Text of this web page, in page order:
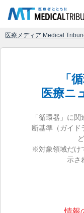
医療メディア Medical
「
医療ニ
「循環器」に
断基準（ガイド
※対象領域だけ
示さ
情報